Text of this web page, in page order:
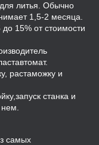
литья. Обычно
1,5-2 месяца.
15% от стоимости
растаможку и
станка и
нем.
самых